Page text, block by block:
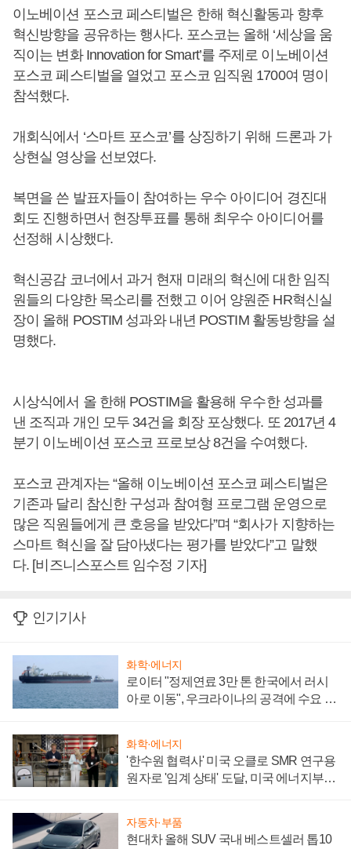
이노베이션 포스코 페스티벌은 한해 혁신활동과 향후
혁신방향을 공유하는 행사다. 포스코는 올해 ‘세상을 움
직이는 변화 Innovation for Smart’를 주제로 이노베이션
포스코 페스티벌을 열었고 포스코 임직원 1700여 명이
참석했다.
개회식에서 ‘스마트 포스코’를 상징하기 위해 드론과 가
상현실 영상을 선보였다.
복면을 쓴 발표자들이 참여하는 우수 아이디어 경진대
회도 진행하면서 현장투표를 통해 최우수 아이디어를
선정해 시상했다.
혁신공감 코너에서 과거 현재 미래의 혁신에 대한 임직
원들의 다양한 목소리를 전했고 이어 양원준 HR혁신실
장이 올해 POSTIM 성과와 내년 POSTIM 활동방향을 설
명했다.
시상식에서 올 한해 POSTIM을 활용해 우수한 성과를
낸 조직과 개인 모두 34건을 회장 포상했다. 또 2017년 4
분기 이노베이션 포스코 프로보상 8건을 수여했다.
포스코 관계자는 “올해 이노베이션 포스코 페스티벌은
기존과 달리 참신한 구성과 참여형 프로그램 운영으로
많은 직원들에게 큰 호응을 받았다”며 “회사가 지향하는
스마트 혁신을 잘 담아냈다는 평가를 받았다”고 말했
다. [비즈니스포스트 임수정 기자]
인기기사
화학·에너지
로이터 "정제연료 3만 톤 한국에서 러시
아로 이동", 우크라이나의 공격에 수요 늘
화학·에너지
'한수원 협력사' 미국 오클로 SMR 연구용
원자로 '임계 상태' 도달, 미국 에너지부
자동차·부품
현대차 올해 SUV 국내 베스트셀러 톱10